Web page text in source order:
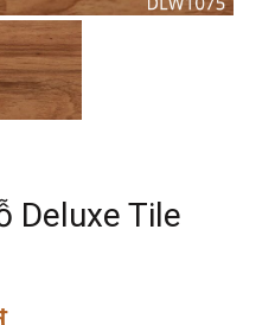
Deluxe Tile